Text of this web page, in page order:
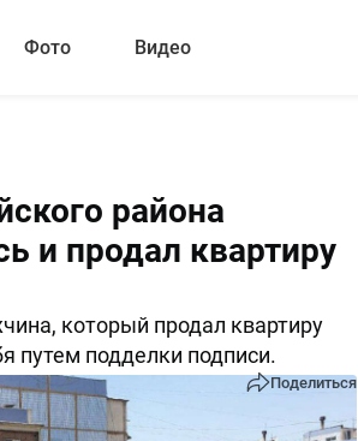
Фото Видео
района
и продал квартиру
который продал квартиру
путем подделки подписи.
Поделиться